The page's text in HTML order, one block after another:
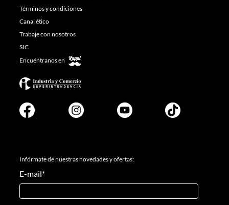
Términos y condiciones
Canal ético
Trabaje con nosotros
SIC
Encuéntranos en
Infórmate de nuestras novedades y ofertas:
E-mail*